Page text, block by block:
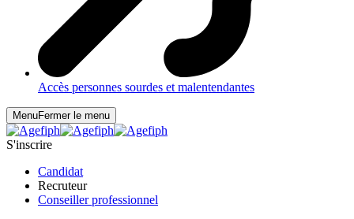
Accès personnes sourdes et malentendantes
MenuFermer le menu
S'inscrire
Candidat
Recruteur
Conseiller professionnel